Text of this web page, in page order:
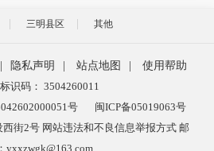
三明县区 其他
隐私声明 站点地图
使用帮助
识码： 3504260011
号
闽ICP备05019063号
街2号 网站违法和不良信息举报方式 邮
yxxzwgk@163.com